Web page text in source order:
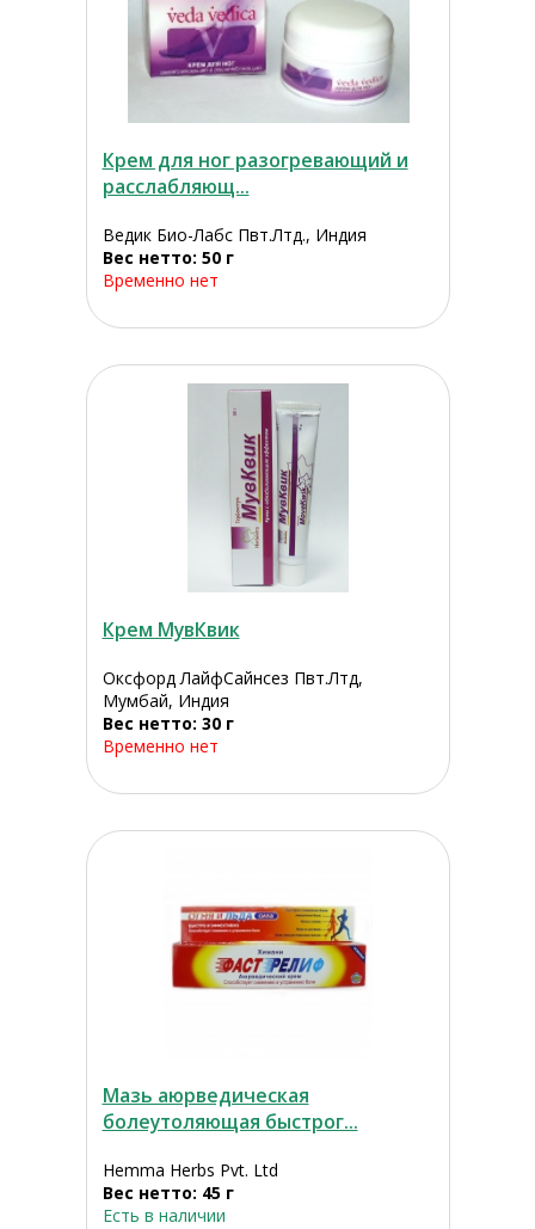
Крем для ног разогревающий и
расслабляющ...
Ведик Био-Лабс Пвт.Лтд., Индия
Вес нетто: 50 г
Временно нет
Крем МувКвик
Оксфорд ЛайфСайнсез Пвт.Лтд,
Мумбай, Индия
Вес нетто: 30 г
Временно нет
Мазь аюрведическая
болеутоляющая быстрог...
Hemma Herbs Pvt. Ltd
Вес нетто: 45 г
Есть в наличии